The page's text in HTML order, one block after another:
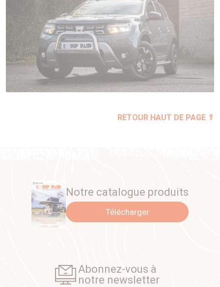
RETOUR HAUT DE PAGE ⇑
Notre catalogue produits
Télécharger
Abonnez-vous à
notre newsletter